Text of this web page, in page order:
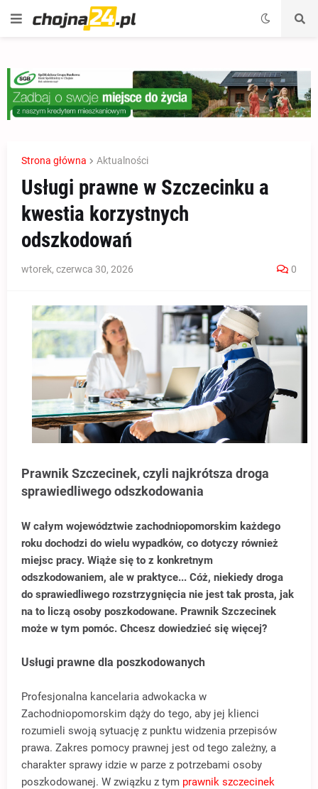
Strona główna Aktualności
Usługi prawne w Szczecinku a
kwestia korzystnych
odszkodowań
wtorek, czerwca 30, 2026 0
Prawnik Szczecinek, czyli najkrótsza droga
sprawiedliwego odszkodowania
W całym województwie zachodniopomorskim każdego
roku dochodzi do wielu wypadków, co dotyczy również
miejsc pracy. Wiąże się to z konkretnym
odszkodowaniem, ale w praktyce... Cóż, niekiedy droga
do sprawiedliwego rozstrzygnięcia nie jest tak prosta, jak
na to liczą osoby poszkodowane. Prawnik Szczecinek
może w tym pomóc. Chcesz dowiedzieć się więcej?
Usługi prawne dla poszkodowanych
Profesjonalna kancelaria adwokacka w
Zachodniopomorskim dąży do tego, aby jej klienci
rozumieli swoją sytuację z punktu widzenia przepisów
prawa. Zakres pomocy prawnej jest od tego zależny, a
charakter sprawy idzie w parze z potrzebami osoby
poszkodowanej. W związku z tym prawnik szczecinek